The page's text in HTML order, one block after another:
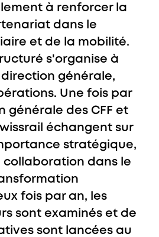
à renforcer la
dans le
et de la mobilité.
s'organise à
générale,
Une fois par
générale des CFF et
échangent sur
stratégique,
dans le
fois par an, les
sont examinés et de
sont lancées au